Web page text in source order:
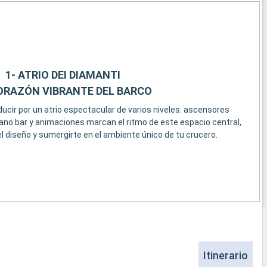
1- ATRIO DEI DIAMANTI
VIBRANTE DEL BARCO
por un atrio espectacular de varios niveles: ascensores
bar y animaciones marcan el ritmo de este espacio central,
diseño y sumergirte en el ambiente único de tu crucero.
Itinerario